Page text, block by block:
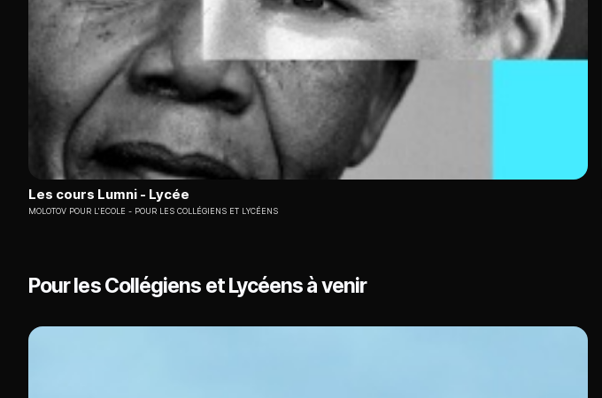
Les cours Lumni - Lycée
MOLOTOV POUR L'ECOLE POUR LES COLLÉGIENS ET LYCÉENS
Pour les Collégiens et Lycéens à venir